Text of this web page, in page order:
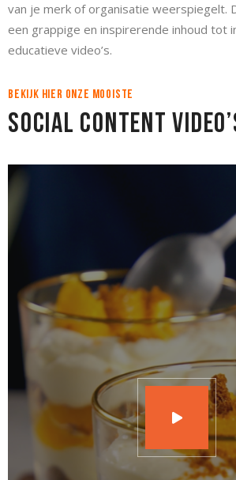
van je merk of organisatie weerspiegelt.
een grappige en inspirerende inhoud tot
educatieve video’s.
Bekijk hier onze mooiste
Social Content